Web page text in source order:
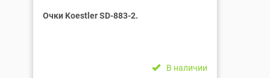
Очки Koestler SD-883-2.
В наличии